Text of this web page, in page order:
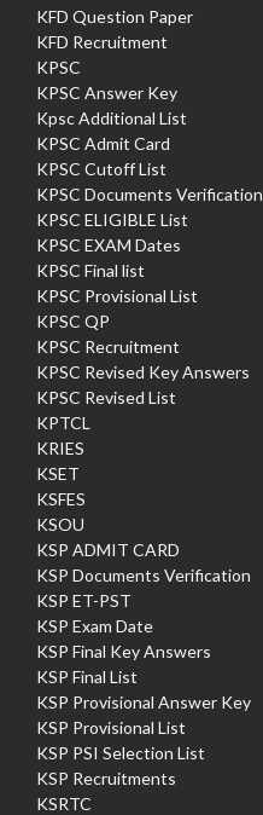
KFD Question Paper
KFD Recruitment
KPSC
KPSC Answer Key
Kpsc Additional List
KPSC Admit Card
KPSC Cutoff List
KPSC Documents Verification
KPSC ELIGIBLE List
KPSC EXAM Dates
KPSC Final list
KPSC Provisional List
KPSC QP
KPSC Recruitment
KPSC Revised Key Answers
KPSC Revised List
KPTCL
KRIES
KSET
KSFES
KSOU
KSP ADMIT CARD
KSP Documents Verification
KSP ET-PST
KSP Exam Date
KSP Final Key Answers
KSP Final List
KSP Provisional Answer Key
KSP Provisional List
KSP PSI Selection List
KSP Recruitments
KSRTC